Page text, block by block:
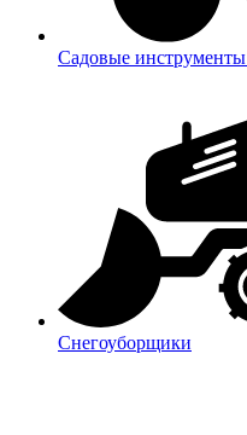
Садовые инструменты
Снегоуборщики